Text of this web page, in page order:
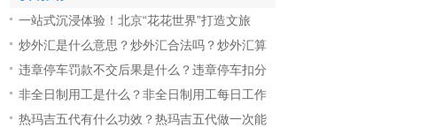
一站式沉浸体验！北京“花花世界”打造文旅
炒外汇是什么意思？炒外汇合法吗？炒外汇算
违章停车罚款不交后果是什么？违章停车扣分
非全日制用工是什么？非全日制用工每日工作
热玛吉五代有什么功效？热玛吉五代做一次能